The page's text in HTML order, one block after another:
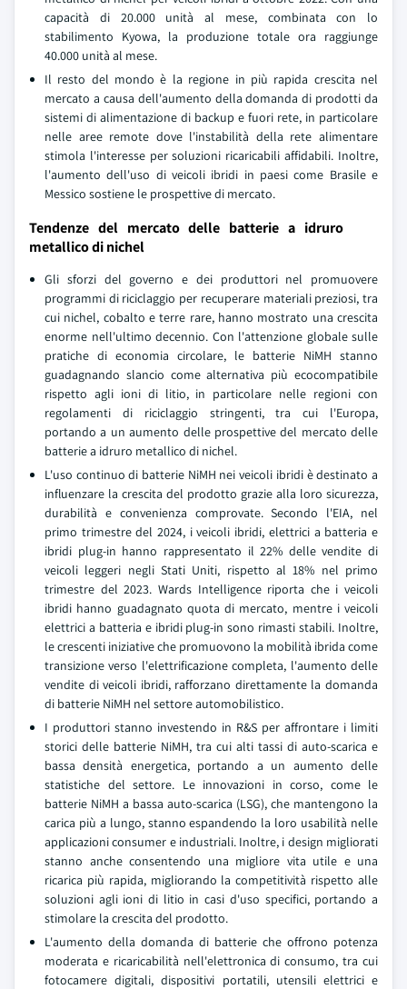
capacità di 20.000 unità al mese, combinata con lo
stabilimento Kyowa, la produzione totale ora raggiunge
40.000 unità al mese.
Il resto del mondo è la regione in più rapida crescita nel
mercato a causa dell'aumento della domanda di prodotti da
sistemi di alimentazione di backup e fuori rete, in particolare
nelle aree remote dove l'instabilità della rete alimentare
stimola l'interesse per soluzioni ricaricabili affidabili. Inoltre,
l'aumento dell'uso di veicoli ibridi in paesi come Brasile e
Messico sostiene le prospettive di mercato.
Tendenze del mercato delle batterie a idruro
metallico di nichel
Gli sforzi del governo e dei produttori nel promuovere
programmi di riciclaggio per recuperare materiali preziosi, tra
cui nichel, cobalto e terre rare, hanno mostrato una crescita
enorme nell'ultimo decennio. Con l'attenzione globale sulle
pratiche di economia circolare, le batterie NiMH stanno
guadagnando slancio come alternativa più ecocompatibile
rispetto agli ioni di litio, in particolare nelle regioni con
regolamenti di riciclaggio stringenti, tra cui l'Europa,
portando a un aumento delle prospettive del mercato delle
batterie a idruro metallico di nichel.
L'uso continuo di batterie NiMH nei veicoli ibridi è destinato a
influenzare la crescita del prodotto grazie alla loro sicurezza,
durabilità e convenienza comprovate. Secondo l'EIA, nel
primo trimestre del 2024, i veicoli ibridi, elettrici a batteria e
ibridi plug-in hanno rappresentato il 22% delle vendite di
veicoli leggeri negli Stati Uniti, rispetto al 18% nel primo
trimestre del 2023. Wards Intelligence riporta che i veicoli
ibridi hanno guadagnato quota di mercato, mentre i veicoli
elettrici a batteria e ibridi plug-in sono rimasti stabili. Inoltre,
le crescenti iniziative che promuovono la mobilità ibrida come
transizione verso l'elettrificazione completa, l'aumento delle
vendite di veicoli ibridi, rafforzano direttamente la domanda
di batterie NiMH nel settore automobilistico.
I produttori stanno investendo in R&S per affrontare i limiti
storici delle batterie NiMH, tra cui alti tassi di auto-scarica e
bassa densità energetica, portando a un aumento delle
statistiche del settore. Le innovazioni in corso, come le
batterie NiMH a bassa auto-scarica (LSG), che mantengono la
carica più a lungo, stanno espandendo la loro usabilità nelle
applicazioni consumer e industriali. Inoltre, i design migliorati
stanno anche consentendo una migliore vita utile e una
ricarica più rapida, migliorando la competitività rispetto alle
soluzioni agli ioni di litio in casi d'uso specifici, portando a
stimolare la crescita del prodotto.
L'aumento della domanda di batterie che offrono potenza
moderata e ricaricabilità nell'elettronica di consumo, tra cui
fotocamere digitali, dispositivi portatili, utensili elettrici e